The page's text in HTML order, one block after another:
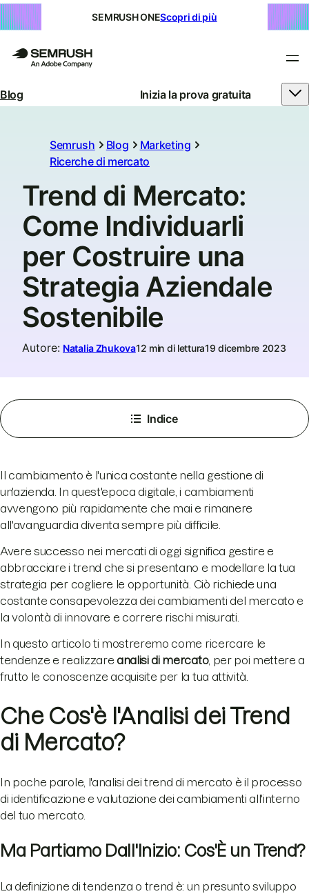
SEMRUSH ONEScopri di più
Blog Inizia la prova gratuita
Semrush Blog
Marketing
Ricerche di mercato
Trend di Mercato:
Come Individuarli
per Costruire una
Strategia Aziendale
Sostenibile
Autore: Natalia Zhukova12 min di lettura19 dicembre 2023
Indice
Il cambiamento è l'unica costante nella gestione di
un'azienda. In quest'epoca digitale, i cambiamenti
avvengono più rapidamente che mai e rimanere
all'avanguardia diventa sempre più difficile.
Avere successo nei mercati di oggi significa gestire e
abbracciare i trend che si presentano e modellare la tua
strategia per cogliere le opportunità. Ciò richiede una
costante consapevolezza dei cambiamenti del mercato e
la volontà di innovare e correre rischi misurati.
In questo articolo ti mostreremo come ricercare le
tendenze e realizzare analisi di mercato, per poi mettere a
frutto le conoscenze acquisite per la tua attività.
Che Cos'è l'Analisi dei Trend
di Mercato?
In poche parole, l'analisi dei trend di mercato è il processo
di identificazione e valutazione dei cambiamenti all'interno
del tuo mercato.
Ma Partiamo Dall'Inizio: Cos'È un Trend?
La definizione di tendenza o trend è: un presunto sviluppo